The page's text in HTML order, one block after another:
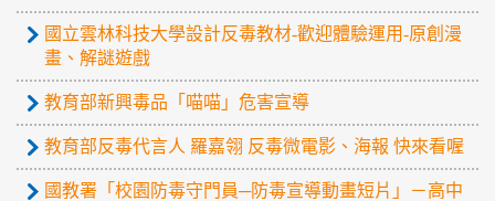
國立雲林科技大學設計反毒教材-歡迎體驗運用-原創漫
畫、解謎遊戲
教育部新興毒品「喵喵」危害宣導
教育部反毒代言人 羅嘉翎 反毒微電影、海報 快來看喔
國教署「校園防毒守門員─防毒宣導動畫短片」－高中